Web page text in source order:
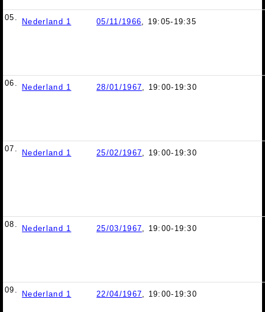
05. Nederland 1 05/11/1966, 19:05-19:35
06. Nederland 1 28/01/1967, 19:00-19:30
07. Nederland 1 25/02/1967, 19:00-19:30
08. Nederland 1 25/03/1967, 19:00-19:30
09. Nederland 1 22/04/1967, 19:00-19:30